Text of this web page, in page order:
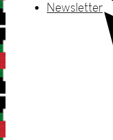
Newsletter